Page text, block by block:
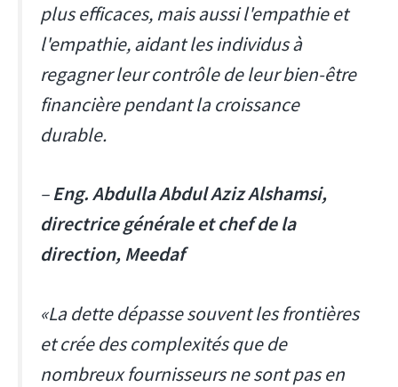
plus efficaces, mais aussi l'empathie et
l'empathie, aidant les individus à
regagner leur contrôle de leur bien-être
financière pendant la croissance
durable.
–Eng. Abdulla Abdul Aziz Alshamsi,
directrice générale et chef de la
direction, Meedaf
«La dette dépasse souvent les frontières
et crée des complexités que de
nombreux fournisseurs ne sont pas en